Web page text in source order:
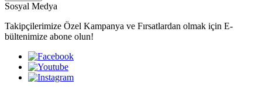
Sosyal Medya
Takipçilerimize Özel Kampanya ve Fırsatlardan olmak için E-
bültenimize abone olun!